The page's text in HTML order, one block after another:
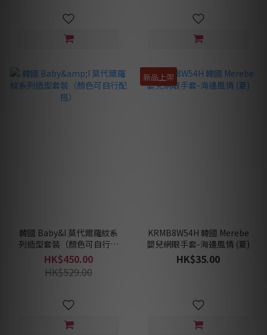
韓國 Baby&I 莫代爾羅紋系
列造型套裝（顏色可自行配
搭）
HK$450.00
HK$529.00
新品上架
KRMB8W54H 韓國 Merebe
嬰兒網眼手套-海邊風情 (夏)
HK$35.00